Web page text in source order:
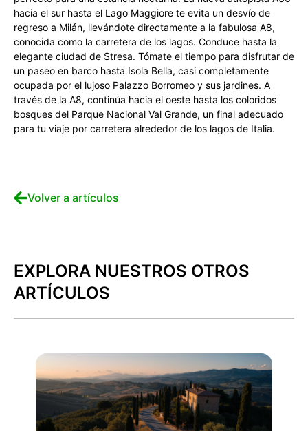
hacia el sur hasta el Lago Maggiore te evita un desvío de
regreso a Milán, llevándote directamente a la fabulosa A8,
conocida como la carretera de los lagos. Conduce hasta la
elegante ciudad de Stresa. Tómate el tiempo para disfrutar de
un paseo en barco hasta Isola Bella, casi completamente
ocupada por el lujoso Palazzo Borromeo y sus jardines. A
través de la A8, continúa hacia el oeste hasta los coloridos
bosques del Parque Nacional Val Grande, un final adecuado
para tu viaje por carretera alrededor de los lagos de Italia.
Volver a artículos
EXPLORA NUESTROS OTROS
ARTÍCULOS